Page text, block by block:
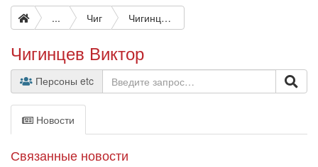
... Чиг Чигинцев Виктор
Чигинцев Виктор
Персоны etc
Новости
Связанные новости